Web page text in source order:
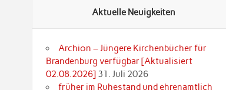
Aktuelle Neuigkeiten
Archion – Jüngere Kirchenbücher für
Brandenburg verfügbar [Aktualisiert
02.08.2026] 31. Juli 2026
früher im Ruhestand und ehrenamtlich